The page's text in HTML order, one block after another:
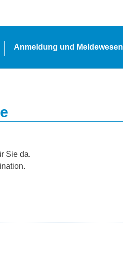
Anmeldung und Meldewesen
Sie da.